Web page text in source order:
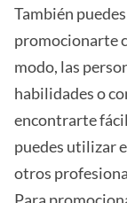
También
promocionarte
modo, las
habilidades o
encontrarte
puedes utilizar
otros